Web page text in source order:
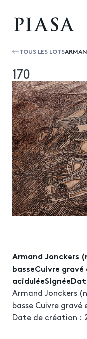
TOUS LES LOTS
170
Armand Jonckers
basseCuivre
Armand Jonckers
basse Cuivre
Date de création :